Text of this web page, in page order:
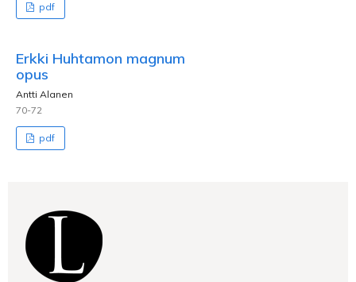
pdf
Erkki Huhtamon magnum
opus
Antti Alanen
70-72
pdf